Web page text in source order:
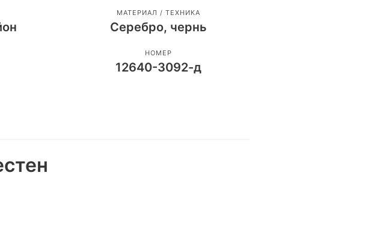
МАТЕРИАЛ / ТЕХНИКА
Серебро, чернь
НОМЕР
12640-3092-д